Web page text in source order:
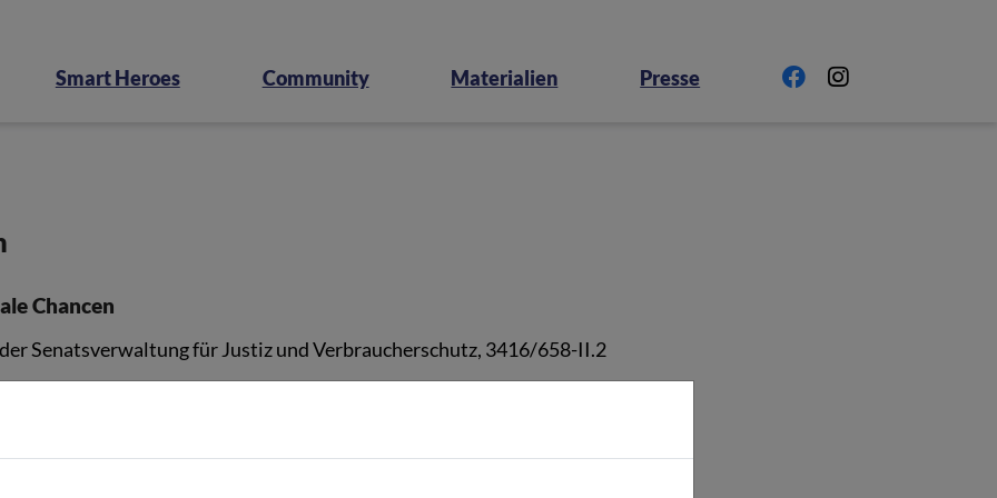
Smart Heroes Community Materialien Presse
Chancen
Senatsverwaltung für Justiz und Verbraucherschutz, 3416/658-II.2
- 10115 Berlin
/ 437277-44, Fax: +49 (0) 30 / 437277-39